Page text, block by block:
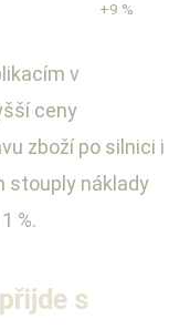
+9 %
v
ceny
zboží po silnici i
stouply náklady
%.
s